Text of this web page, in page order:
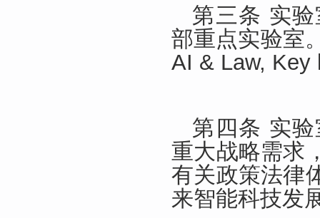
第三条 实
部重点实验室
AI & Law, Key
第四条 实
重大战略需求
有关政策法律
来智能科技发